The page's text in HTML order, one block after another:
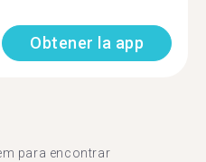
Obtener la app
para encontrar